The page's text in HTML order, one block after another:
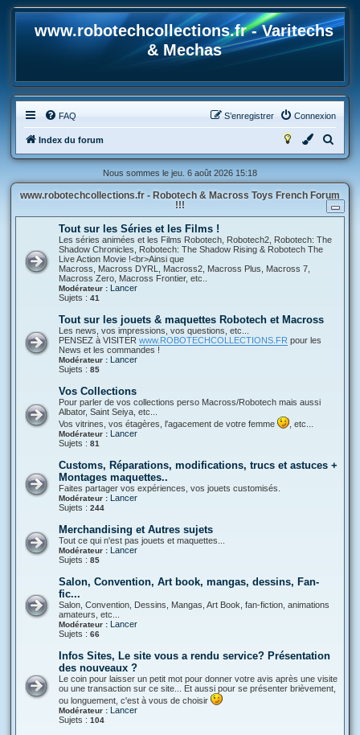
www.robotechcollections.fr - Varitechs
& Mechas
FAQ Connexion
S’enregistrer
Index du forum
e
h
e
Nous sommes le jeu. 6 août 2026 15:18
www.robotechcollections.fr - Robotech & Macross Toys French Forum
!!!
Tout sur les Séries et les Films !
Les séries animées et les Films Robotech, Robotech2, Robotech: The
Shadow Chronicles, Robotech: The Shadow Rising & Robotech The
Live Action Movie !<br>Ainsi que
Macross, Macross DYRL, Macross2, Macross Plus, Macross 7,
Macross Zero, Macross Frontier, etc..
Modérateur : Lancer
Sujets : 41
Tout sur les jouets & maquettes Robotech et Macross
Les news, vos impressions, vos questions, etc...
PENSEZ à VISITER www.ROBOTECHCOLLECTIONS.FR pour les
News et les commandes !
Modérateur : Lancer
Sujets : 85
Vos Collections
Pour parler de vos collections perso Macross/Robotech mais aussi
Albator, Saint Seiya, etc...
Vos vitrines, vos étagères, l'agacement de votre femme
, etc...
Modérateur : Lancer
Sujets : 81
Customs, Réparations, modifications, trucs et astuces +
Montages maquettes..
Faites partager vos expériences, vos jouets customisés.
Modérateur : Lancer
Sujets : 244
Merchandising et Autres sujets
Tout ce qui n'est pas jouets et maquettes...
Modérateur : Lancer
Sujets : 85
Salon, Convention, Art book, mangas, dessins, Fan-
fic...
Salon, Convention, Dessins, Mangas, Art Book, fan-fiction, animations
amateurs, etc...
Modérateur : Lancer
Sujets : 66
Infos Sites, Le site vous a rendu service? Présentation
des nouveaux ?
Le coin pour laisser un petit mot pour donner votre avis après une visite
ou une transaction sur ce site... Et aussi pour se présenter brièvement,
ou longuement, c'est à vous de choisir
Modérateur : Lancer
Sujets : 104